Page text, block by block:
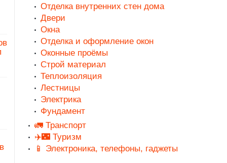
Отделка внутренних стен дома
Двери
Окна
Отделка и оформление окон
Оконные проёмы
Строй материал
Теплоизоляция
Лестницы
Электрика
Фундамент
🚛 Транспорт
✈️🌃 Туризм
📱 Электроника, телефоны, гаджеты